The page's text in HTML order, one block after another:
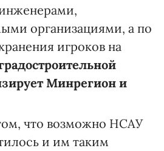
организациями, а по
игроков на
Минрегион и
что возможно НСАУ
и им таким